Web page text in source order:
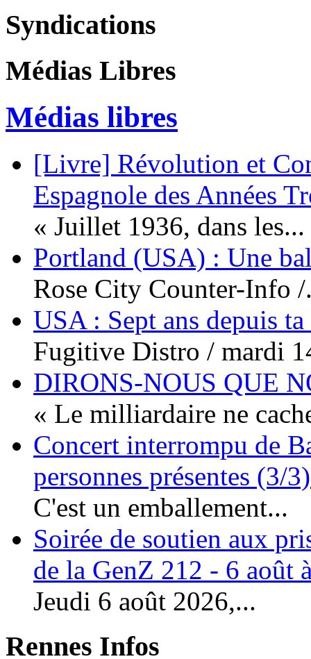
Syndications
Médias Libres
Médias libres
[Livre] Révolution et
Espagnole des Années
« Juillet 1936, dans les...
Portland (USA) : Une
Rose City Counter-Info /
USA : Sept ans depuis
Fugitive Distro / mardi
DIRONS-NOUS QUE
« Le milliardaire ne
Concert interrompu de
personnes présentes (3/
C'est un emballement...
Soirée de soutien aux
de la GenZ 212 - 6 août
Jeudi 6 août 2026,...
Rennes Infos